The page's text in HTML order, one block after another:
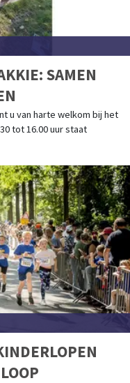
SAMEN
u van harte welkom bij het
tot 16.00 uur staat